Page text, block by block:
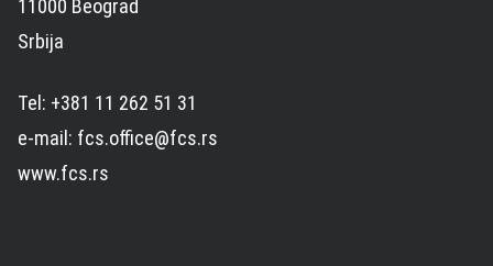
11000 Beograd
Srbija
Tel: +381 11 262 51 31
e-mail: fcs.office@fcs.rs
www.fcs.rs